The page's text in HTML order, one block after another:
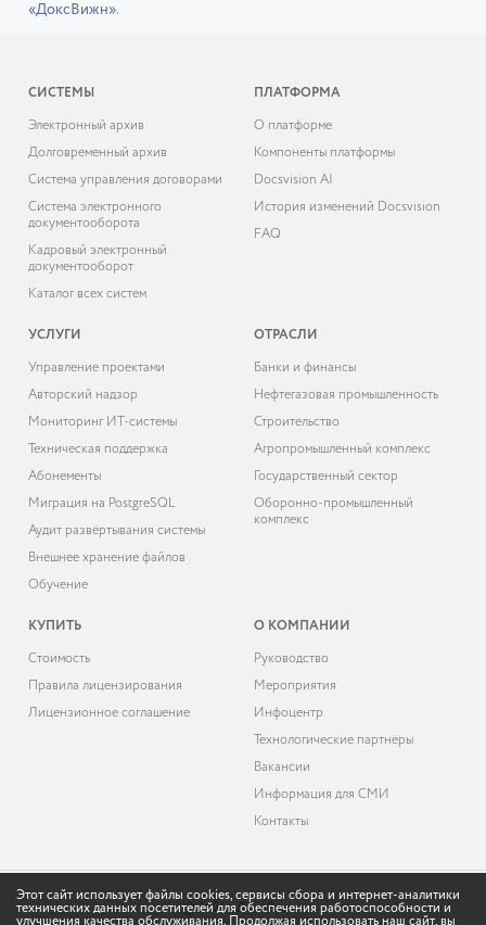
«ДоксВижн».
СИСТЕМЫ
Электронный архив
Долговременный архив
Система управления договорами
Система электронного
документооборота
Кадровый электронный
документооборот
Каталог всех систем
ПЛАТФОРМА
О платформе
Компоненты платформы
Docsvision AI
История изменений Docsvision
FAQ
УСЛУГИ
Управление проектами
Авторский надзор
Мониторинг ИТ-системы
Техническая поддержка
Абонементы
Миграция на PostgreSQL
Аудит развёртывания системы
Внешнее хранение файлов
Обучение
ОТРАСЛИ
Банки и финансы
Нефтегазовая промышленность
Строительство
Агропромышленный комплекс
Государственный сектор
Оборонно-промышленный
комплекс
КУПИТЬ
Cтоимость
Правила лицензирования
Лицензионное соглашение
О КОМПАНИИ
Руководство
Мероприятия
Инфоцентр
Технологические партнёры
Вакансии
Информация для СМИ
Контакты
© 2026 «ДоксВижн»
Этот сайт использует файлы cookies, сервисы сбора и интернет-аналитики
технических данных посетителей для обеспечения работоспособности и
улучшения качества обслуживания. Продолжая использовать наш сайт, вы